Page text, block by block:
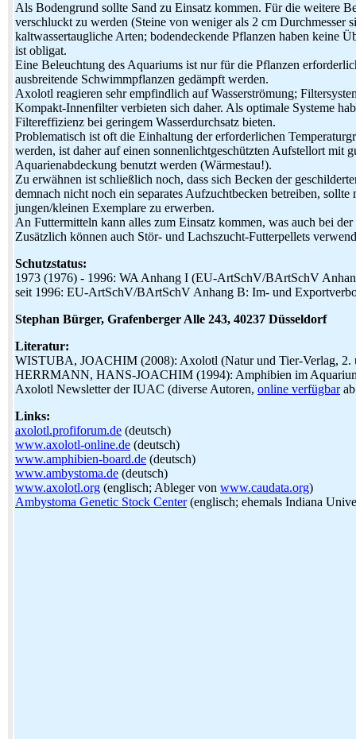
Als Bodengrund sollte Sand zu Einsatz kommen. Für die weitere
verschluckt zu werden (Steine von weniger als 2 cm Durchmesser
kaltwassertaugliche Arten; bodendeckende Pflanzen haben keine
ist obligat.
Eine Beleuchtung des Aquariums ist nur für die Pflanzen
ausbreitende Schwimmpflanzen gedämpft werden.
Axolotl reagieren sehr empfindlich auf Wasserströmung;
Kompakt-Innenfilter verbieten sich daher. Als optimale Systeme
Filtereffizienz bei geringem Wasserdurchsatz bieten.
Problematisch ist oft die Einhaltung der erforderlichen
werden, ist daher auf einen sonnenlichtgeschützten Aufstellort mit
Aquarienabdeckung benutzt werden (Wärmestau!).
Zu erwähnen ist schließlich noch, dass sich Becken der
demnach nicht noch ein separates Aufzuchtbecken betreiben,
jungen/kleinen Exemplare zu erwerben.
An Futtermitteln kann alles zum Einsatz kommen, was auch bei
Zusätzlich können auch Stör- und Lachszucht-Futterpellets
Schutzstatus:
1973 (1976) - 1996: WA Anhang I (EU-ArtSchV/BArtSchV
seit 1996: EU-ArtSchV/BArtSchV Anhang B: Im- und
Stephan Bürger, Grafenberger Alle 243, 40237 Düsseldorf
Literatur:
WISTUBA, JOACHIM (2008): Axolotl (Natur und Tier-Verlag, 2.
HERRMANN, HANS-JOACHIM (1994): Amphibien im
Axolotl Newsletter der IUAC (diverse Autoren, online verfügbarab
Links:
axolotl.profiforum.de (deutsch)
www.axolotl-online.de (deutsch)
www.amphibien-board.de (deutsch)
www.ambystoma.de (deutsch)
www.axolotl.org (englisch; Ableger von www.caudata.org)
Ambystoma Genetic Stock Center(englisch; ehemals Indiana